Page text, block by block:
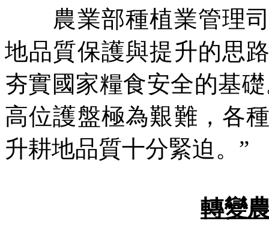
農業部種植業管理司
地品質保護與提升的思
夯實國家糧食安全的基
高位護盤極為艱難，各
升耕地品質十分緊迫。”
轉變